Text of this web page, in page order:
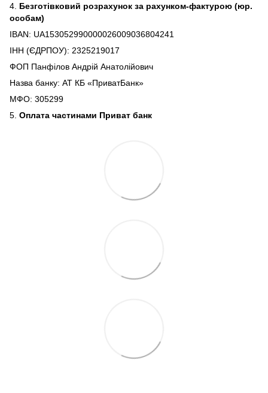
4. Безготівковий розрахунок за рахунком-фактурою (юр.
особам)
IBAN: UA153052990000026009036804241
ІНН (ЄДРПОУ): 2325219017
ФОП Панфілов Андрій Анатолійович
Назва банку: АТ КБ «ПриватБанк»
МФО: 305299
5. Оплата частинами Приват банк